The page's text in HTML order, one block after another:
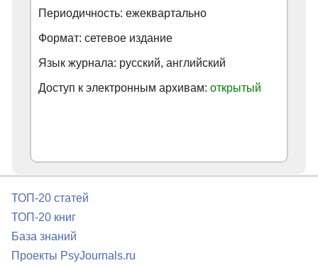
Периодичность: ежеквартально
Формат: сетевое издание
Язык журнала: русский, английский
Доступ к электронным архивам: открытый
ТОП-20 статей
ТОП-20 книг
База знаний
Проекты PsyJournals.ru